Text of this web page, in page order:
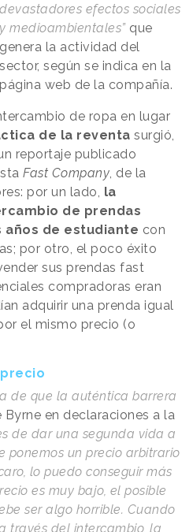
devastadores efectos sociales
y medioambientales” que
genera la actividad del
sector, según se indica en la
página web de la compañía.
de ropa en lugar
de la reventa surgió,
reportaje publicado
Fast Company, de la
por un lado, la
de prendas
años de estudiante con
por otro, el poco éxito
sus prendas fast
compradoras eran
adquirir una prenda igual
el mismo precio (o
de que la auténtica barrera
Byrne en declaraciones a la
de dar una segunda vida a
ponemos un precio arbitrario
lo puedo conseguir más
es muy bajo, el posible
ser algo horrible. Cuando
través del intercambio, la